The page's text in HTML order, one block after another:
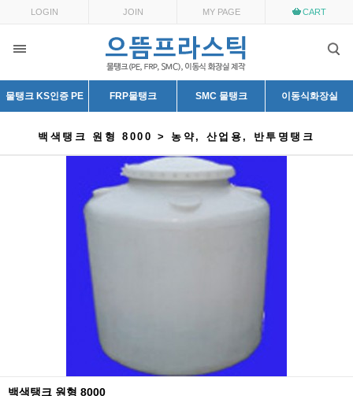
LOGIN JOIN MY PAGE CART
물탱크 KS인증 PE FRP물탱크 SMC 물탱크 이동식화장실
백색탱크 원형 8000 > 농약, 산업용, 반투명탱크
백색탱크 원형 8000